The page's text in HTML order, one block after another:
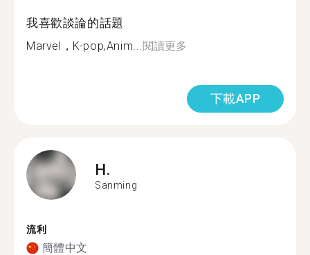
我喜歡談論的話題
Marvel，K-pop,Anim... 閱讀更多
下載APP
H.
Sanming
流利
簡體中文